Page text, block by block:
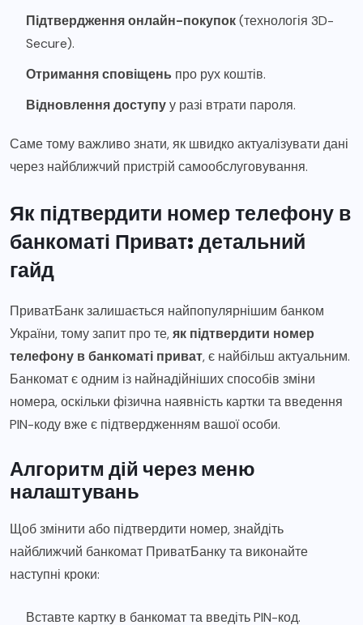
Підтвердження онлайн-покупок(технологія 3D-
Secure).
Отримання сповіщень про рух коштів.
Відновлення доступуу разі втрати пароля.
Саме тому важливо знати, як швидко актуалізувати дані
через найближчий пристрій самообслуговування.
Як підтвердити номер телефону в
банкоматі Приват: детальний
гайд
ПриватБанк залишається найпопулярнішим банком
України, тому запит про те,як підтвердити номер
телефону в банкоматі приват, є найбільш актуальним.
Банкомат є одним із найнадійніших способів зміни
номера, оскільки фізична наявність картки та введення
PIN-коду вже є підтвердженням вашої особи.
Алгоритм дій через меню
налаштувань
Щоб змінити або підтвердити номер, знайдіть
найближчий банкомат ПриватБанку та виконайте
наступні кроки:
Вставте картку в банкомат та введіть PIN-код.